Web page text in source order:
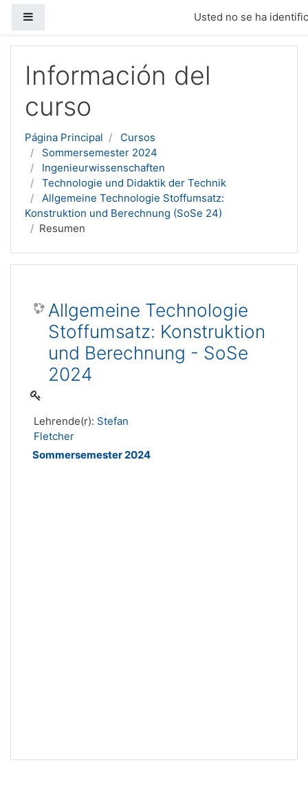
Usted no se ha
Información del
curso
Página Principal
Cursos
Sommersemester 2024
Ingenieurwissenschaften
Technologie und Didaktik der Technik
Allgemeine Technologie Stoffumsatz:
Konstruktion und Berechnung (SoSe 24)
Resumen
Allgemeine Technologie
Stoffumsatz: Konstruktion
und Berechnung - SoSe
2024
Lehrende(r): Stefan
Fletcher
Sommersemester 2024